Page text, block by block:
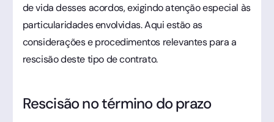
de vida desses acordos, exigindo atenção especial às
particularidades envolvidas. Aqui estão as
considerações e procedimentos relevantes para a
rescisão deste tipo de contrato.
Rescisão no término do prazo